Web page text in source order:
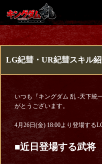
LG紀彗・UR紀彗スキル紹
いつも『キングダム 乱 -天下統
がとうございます。
4月26日(金) 18:00より登場する
■近日登場する武将